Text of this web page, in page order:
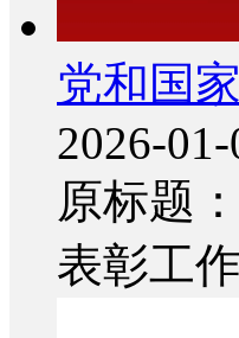
党和国
2026-
原标题
表彰工